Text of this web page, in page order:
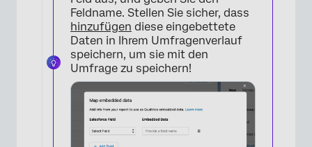
×
Feldname. Stellen Sie sicher, dass
hinzufügen diese eingebettete
Daten in Ihrem Umfragenverlauf
speichern, um sie mit den
Umfrage zu speichern!